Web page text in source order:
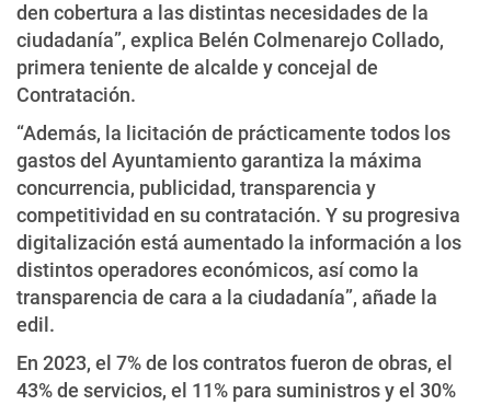
den cobertura a las distintas necesidades de la
ciudadanía”, explica Belén Colmenarejo Collado,
primera teniente de alcalde y concejal de
Contratación.
“Además, la licitación de prácticamente todos los
gastos del Ayuntamiento garantiza la máxima
concurrencia, publicidad, transparencia y
competitividad en su contratación. Y su progresiva
digitalización está aumentado la información a los
distintos operadores económicos, así como la
transparencia de cara a la ciudadanía”, añade la
edil.
En 2023, el 7% de los contratos fueron de obras, el
43% de servicios, el 11% para suministros y el 30%